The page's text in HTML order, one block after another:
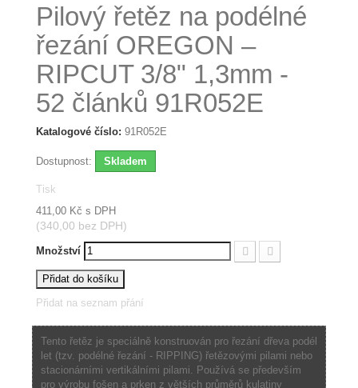
Pilový řetěz na podélné
řezání OREGON –
RIPCUT 3/8" 1,3mm -
52 článků 91R052E
Katalogové číslo: 91R052E
Dostupnost: Skladem
Tisk
411,00 Kč s DPH
(340,00 bez DPH)
Množství
Přidat do košíku
Přidat na seznam přání
Tento řetěz je speciálně konstruován pro řezání dřeva podél
let (tzv. podélné řezání - RIPPING) řetězovými pilami nebo
stacionárními vertikálními pilami. Používá se především
pro výrobu fošen a prken z větších průměrů kulatiny